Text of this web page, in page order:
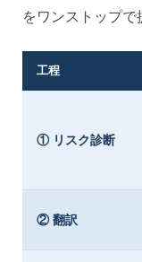
をワンストップで
工程
① リスク診断
② 翻訳